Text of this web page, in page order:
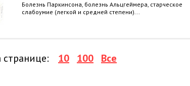
Болезнь Паркинсона, болезнь Альцгеймера, старческое
слабоумие (легкой и средней степени)...
странице: 10 100 Все